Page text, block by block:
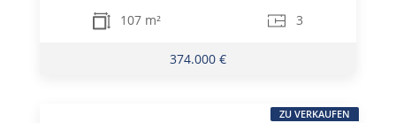
107 m² 3
374.000 €
ZU VERKAUFEN